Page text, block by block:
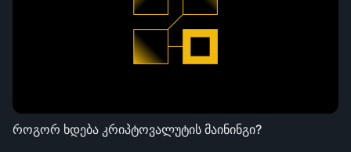
როგორ ხდება კრიპტოვალუტის მაინინგი?